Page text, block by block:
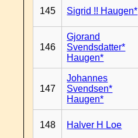
145 Sigrid !! Haugen*
146
Gjorand
Svendsdatter*
Haugen*
147
Johannes
Svendsen*
Haugen*
148 Halver H Loe